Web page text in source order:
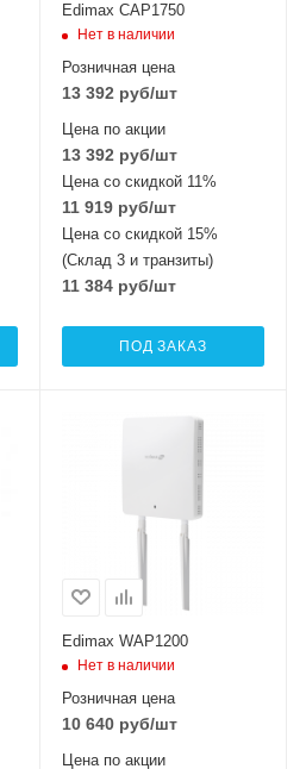
Edimax CAP1750
Нет в наличии
Розничная цена
13 392 руб/шт
Цена по акции
13 392 руб/шт
Цена со скидкой 11%
11 919руб/шт
Цена со скидкой 15%
(Склад 3 и транзиты)
11 384руб/шт
ПОД ЗАКАЗ
Edimax WAP1200
Нет в наличии
Розничная цена
10 640руб/шт
Цена по акции